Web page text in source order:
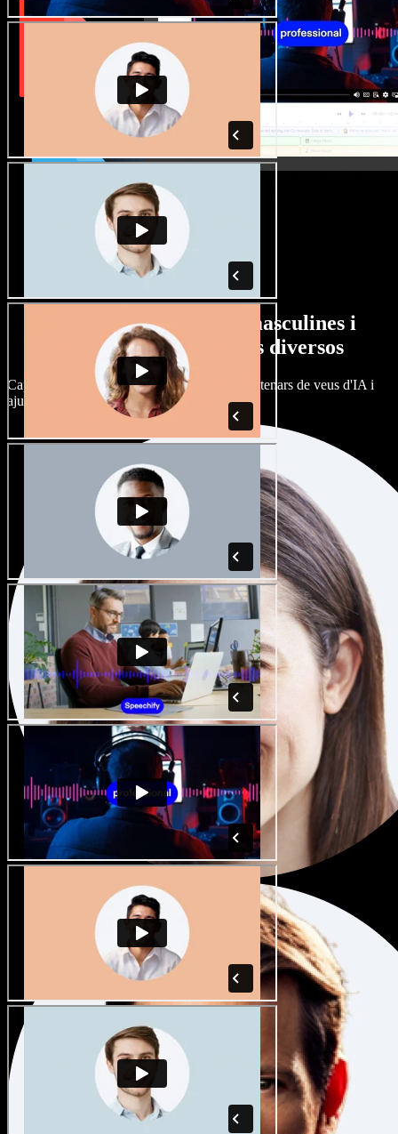
Gran varietat de veus masculines i
femenines amb accents diversos
Cap projecte ha de sonar igual. Tria entre centenars de veus d'IA i
ajusta'n l’accent.